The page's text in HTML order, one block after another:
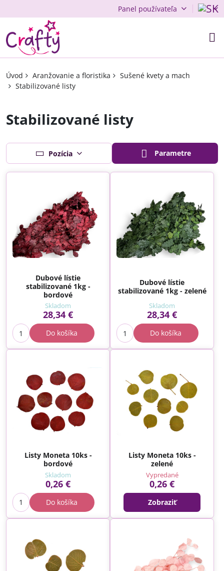
Panel používateľa
Úvod Aranžovanie a floristika
Sušené kvety a mach
Stabilizované listy
Stabilizované listy
Pozícia Parametre
Dubové lístie
stabilizované 1kg -
bordové
Skladom
28,34 €
Do košíka
Dubové lístie
stabilizované 1kg - zelené
Skladom
28,34 €
Do košíka
Listy Moneta 10ks -
bordové
Skladom
0,26 €
Do košíka
Listy Moneta 10ks -
zelené
Vypredané
0,26 €
Zobraziť